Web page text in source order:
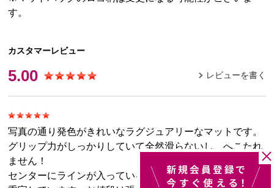
す。
カスタマーレビュー
5.00 レビューを書く
写真の通り発色がきれいなラグジュアリーなマットです。
グリップ力がしっかりしていて全然滑らないし、へこたれ
ません！
センターにラインが入っているのでポーズもとりやすく、